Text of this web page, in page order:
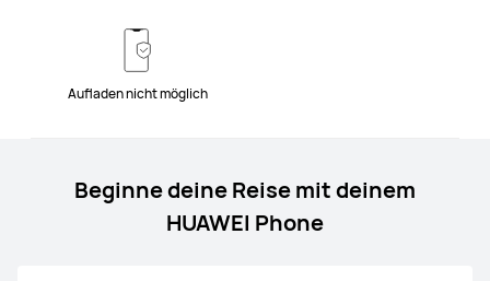
Aufladen nicht möglich
Beginne deine Reise mit deinem
HUAWEI Phone